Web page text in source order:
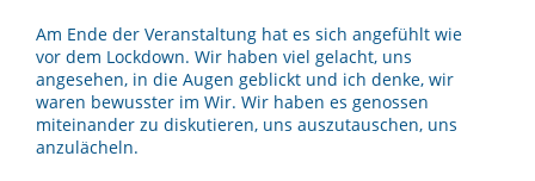
Am Ende der Veranstaltung hat es sich angefühlt wie
vor dem Lockdown. Wir haben viel gelacht, uns
angesehen, in die Augen geblickt und ich denke, wir
waren bewusster im Wir. Wir haben es genossen
miteinander zu diskutieren, uns auszutauschen, uns
anzulächeln.